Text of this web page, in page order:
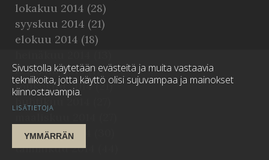
lokakuu 2014 (28)
syyskuu 2014 (21)
elokuu 2014 (18)
kesäkuu 2014(17)
toukokuu 2014(21)
huhtikuu 2014
helmikuu 2014
tammikuu 2014
LISÄTIETOJA
Sivustolla käytetään evästeitä ja muita vastaavia
tekniikoita, jotta käyttö olisi sujuvampaa ja mainokset
kiinnostavampia.
YMMÄRRÄN